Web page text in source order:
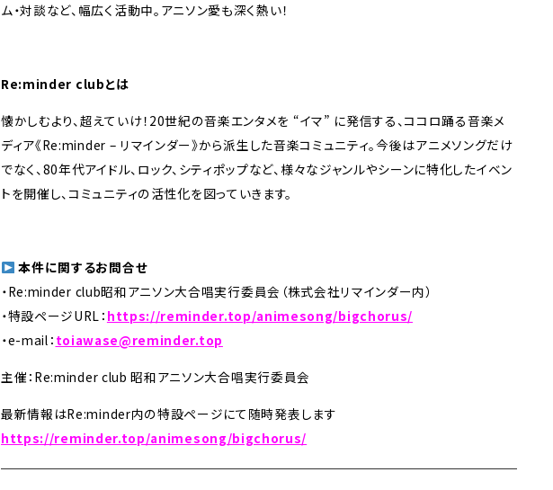
ム・対談など、幅広く活動中。アニソン愛も深く熱い！
Re:minder clubとは
懐かしむより、超えていけ！20世紀の音楽エンタメを “イマ” に発信する、ココロ踊る音楽メ
ディア《Re:minder – リマインダー》から派生した音楽コミュニティ。今後はアニメソングだけ
でなく、80年代アイドル、ロック、シティポップなど、様々なジャンルやシーンに特化したイベン
トを開催し、コミュニティの活性化を図っていきます。
本件に関するお問合せ
・Re:minder club昭和アニソン大合唱実行委員会（株式会社リマインダー内）
・特設ページURL： https://reminder.top/animesong/bigchorus/
・e-mail： toiawase@reminder.top
主催：Re:minder club 昭和アニソン大合唱実行委員会
最新情報はRe:minder内の特設ページにて随時発表します
https://reminder.top/animesong/bigchorus/